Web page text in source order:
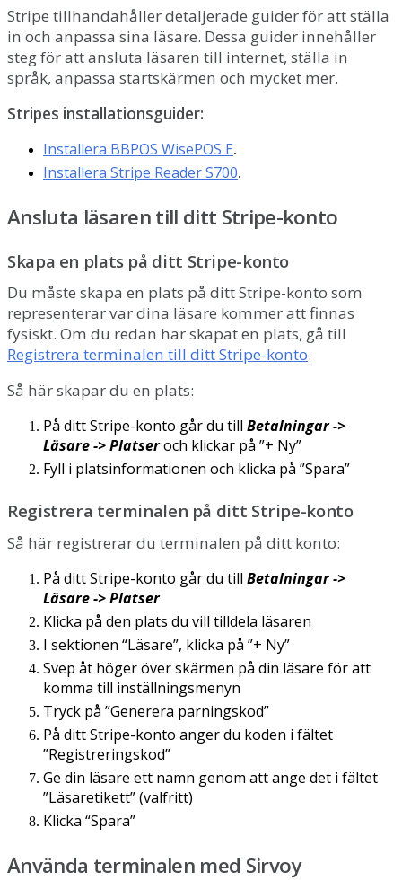
Stripe tillhandahållerdetaljerade guiderförattställa
in och anpassa sina läsare. Dessa guider innehåller
stegförattansluta läsaren till internet, ställa in
språk, anpassa startskärmen och mycket mer.
Stripes installationsguider:
Installera BBPOS WisePOS E.
Installera Stripe ReaderS700.
Ansluta läsarentill ditt Stripe-konto
Skapa en plats på ditt Stripe-konto
Du måste skapa en plats på dittStripe-konto som
representerarvardina läsare kommerattfinnas
fysiskt. Om du redan harskapaten plats, gå till
Registrera terminalen till dittStripe-konto.
Så härskapardu en plats:
På dittStripe-konto gårdu till Betalningar->
Läsare->Platseroch klickar på ”+ Ny”
Fyll i platsinformationen och klicka på ”Spara”
Registrera terminalen på ditt Stripe-konto
Så här registrerardu terminalen på ditt konto:
På dittStripe-konto gårdu till Betalningar->
Läsare->Platser
Klicka på den plats du vill tilldela läsaren
I sektionen “Läsare”, klicka på ”+ Ny”
Svep åt högeröverskärmen på din läsare föratt
komma till inställningsmenyn
Tryck på ”Generera parningskod”
På dittStripe-konto angerdu koden i fältet
”Registreringskod”
Ge din läsare ett namn genom attange det i fältet
”Läsaretikett”(valfritt)
Klicka “Spara”
Använda terminalen med Sirvoy